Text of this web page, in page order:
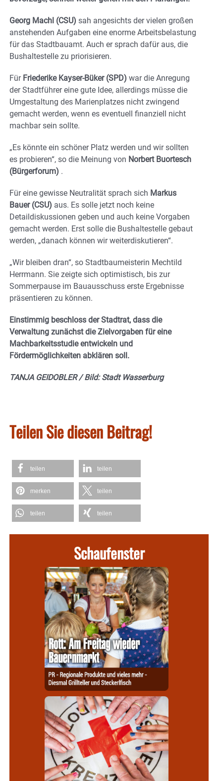
Georg Machl (CSU) sah angesichts der vielen großen
anstehenden Aufgaben eine enorme Arbeitsbelastung
für das Stadtbauamt. Auch er sprach dafür aus, die
Bushaltestelle zu priorisieren.
Für Friederike Kayser-Büker (SPD) war die Anregung
der Stadtführer eine gute Idee, allerdings müsse die
Umgestaltung des Marienplatzes nicht zwingend
gemacht werden, wenn es eventuell finanziell nicht
machbar sein sollte.
„Es könnte ein schöner Platz werden und wir sollten
es probieren“, so die Meinung von Norbert Buortesch
(Bürgerforum) .
Für eine gewisse Neutralität sprach sich Markus
Bauer (CSU) aus. Es solle jetzt noch keine
Detaildiskussionen geben und auch keine Vorgaben
gemacht werden. Erst solle die Bushaltestelle gebaut
werden, „danach können wir weiterdiskutieren“.
„Wir bleiben dran“, so Stadtbaumeisterin Mechtild
Herrmann. Sie zeigte sich optimistisch, bis zur
Sommerpause im Bauausschuss erste Ergebnisse
präsentieren zu können.
Einstimmig beschloss der Stadtrat, dass die
Verwaltung zunächst die Zielvorgaben für eine
Machbarkeitsstudie entwickeln und
Fördermöglichkeiten abklären soll.
TANJA GEIDOBLER / Bild: Stadt Wasserburg
Teilen Sie diesen Beitrag!
teilen teilen
merken teilen
teilen teilen
Schaufenster